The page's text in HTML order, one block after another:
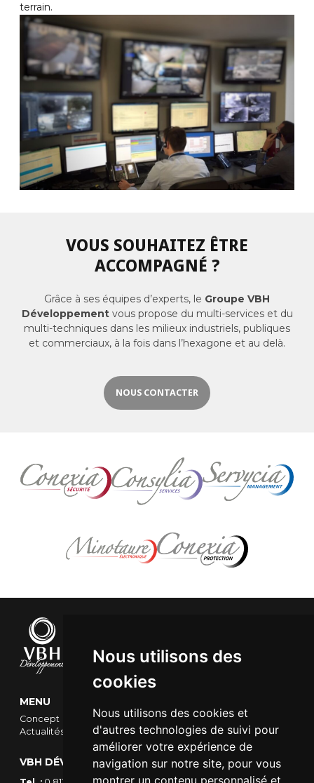
Nous utilisons des
cookies
Nous utilisons des cookies et
d'autres technologies de suivi pour
améliorer votre expérience de
navigation sur notre site, pour vous
montrer un contenu personnalisé et
terrain.
VOUS SOUHAITEZ ÊTRE
ACCOMPAGNÉ ?
Grâce à ses équipes d’experts, le Groupe VBH
Développementvous propose du multi-services et du
multi-techniques dans les milieux industriels, publiques
et commerciaux, à la fois dans l’hexagone et au delà.
NOUS CONTACTER
MENU
Concept Entreprises Équipe
Références
Actualités
Contact
VBH DÉVELOPPEMENT